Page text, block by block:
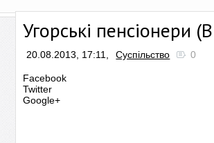
Угорські пенсіонери
20.08.2013, 17:11, Суспільство 0
Facebook
Twitter
Google+